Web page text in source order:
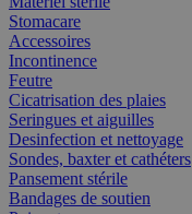
Stomacare
Accessoires
Incontinence
Feutre
Cicatrisation des plaies
Seringues et aiguilles
Desinfection et nettoyage
Sondes, baxter et cathéters
Pansement stérile
Bandages de soutien